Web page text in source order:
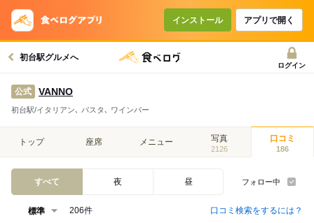
インストール アプリで開く
初台駅グルメへ
ログイン
公式 VANNO
初台駅/イタリアン､ パスタ､ ワインバー
トップ 座席 メニュー 写真
2126
口コミ
186
すべて 夜 昼 フォロー中
206件 口コミ検索をするには？